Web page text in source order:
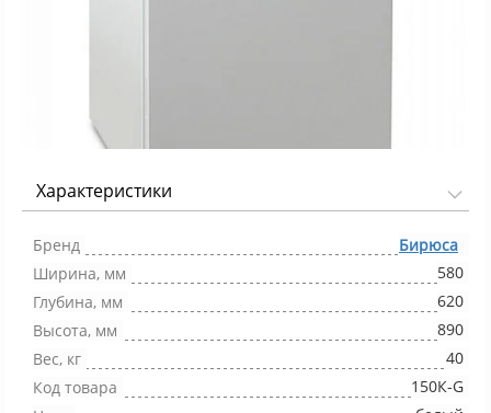
Характеристики
Бренд
Бирюса
Ширина, мм
580
Глубина, мм
620
Высота, мм
890
Вес, кг
40
Код товара
150К-G